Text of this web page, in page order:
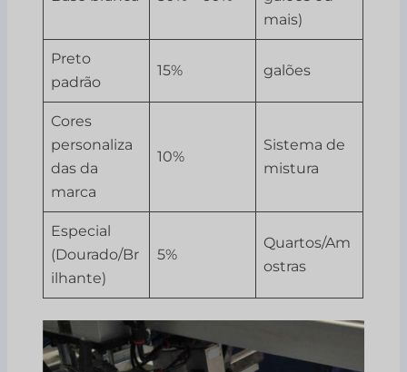
mais)
Preto
padrão
15% galões
Cores
personaliza
das da
marca
10%
Sistema de
mistura
Especial
(Dourado/Br
ilhante)
5%
Quartos/Am
ostras